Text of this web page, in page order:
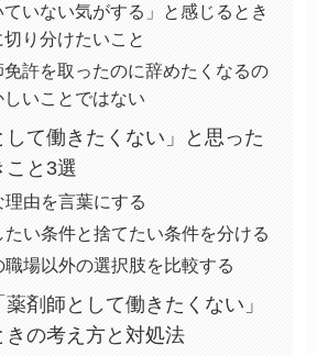
ていない気がする」と感じるとき
切り分けたいこと
免許を取ったのに辞めたくなるの
しいことではない
して働きたくない」と思った
こと3選
理由を言葉にする
たい条件と捨てたい条件を分ける
職場以外の選択肢を比較する
剤師として働きたくない」
きの考え方と対処法